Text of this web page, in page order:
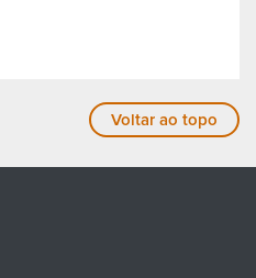
Voltar ao topo